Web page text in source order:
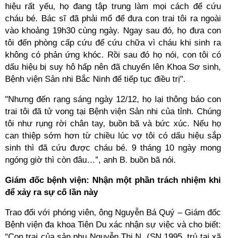
hiệu rất yếu, họ đang tập trung làm mọi cách để cứu
cháu bé. Bác sĩ đã phải mổ để đưa con trai tôi ra ngoài
vào khoảng 19h30 cùng ngày. Ngay sau đó, họ đưa con
tôi đến phòng cấp cứu để cứu chữa vì cháu khi sinh ra
không có phản ứng khóc. Rồi sau đó họ nói, con tôi có
dấu hiệu bị suy hô hấp nên đã chuyển lên Khoa Sơ sinh,
Bệnh viện Sản nhi Bắc Ninh để tiếp tục điều trị".
"Nhưng đến rạng sáng ngày 12/12, họ lại thông báo con
trai tôi đã tử vong tại Bệnh viện Sản nhi của tỉnh. Chúng
tôi như rụng rời chân tay, buồn bã và bức xúc. Nếu họ
can thiệp sớm hơn từ chiều lúc vợ tôi có dấu hiệu sắp
sinh thì đã cứu được cháu bé. 9 tháng 10 ngày mong
ngóng giờ thì còn đâu…”, anh B. buồn bã nói.
Giám đốc bệnh viện: Nhận một phần trách nhiệm khi
để xảy ra sự cố lần này
Trao đổi với phóng viên, ông Nguyễn Bá Quý – Giám đốc
Bệnh viện đa khoa Tiên Du xác nhận sự việc và cho biết: